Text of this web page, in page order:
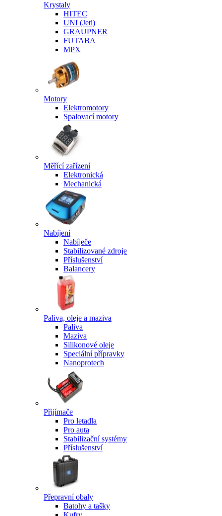
Krystaly
HITEC
UNI (Jeti)
GRAUPNER
FUTABA
MPX
Motory
Elektromotory
Spalovací motory
Měřící zařízení
Elektronická
Mechanická
Nabíjení
Nabíječe
Stabilizované zdroje
Příslušenství
Balancery
Paliva, oleje a maziva
Paliva
Maziva
Silikonové oleje
Speciální přípravky
Nanoprotech
Přijímače
Pro letadla
Pro auta
Stabilizační systémy
Příslušenství
Přepravní obaly
Batohy a tašky